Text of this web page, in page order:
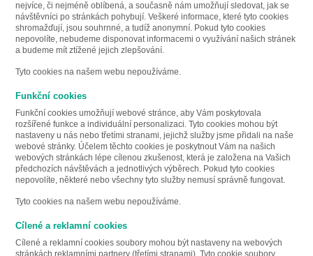
nejvíce, či nejméně oblíbená, a současně nám umožňují sledovat, jak se
návštěvníci po stránkách pohybují. Veškeré informace, které tyto cookies
shromažďují, jsou souhrnné, a tudíž anonymní. Pokud tyto cookies
nepovolíte, nebudeme disponovat informacemi o využívání našich stránek
a budeme mít ztížené jejich zlepšování.
Tyto cookies na našem webu nepoužíváme.
Funkční cookies
Funkční cookies umožňují webové stránce, aby Vám poskytovala
rozšířené funkce a individuální personalizaci. Tyto cookies mohou být
nastaveny u nás nebo třetími stranami, jejichž služby jsme přidali na naše
webové stránky. Účelem těchto cookies je poskytnout Vám na našich
webových stránkách lépe cílenou zkušenost, která je založena na Vašich
předchozích návštěvách a jednotlivých výběrech. Pokud tyto cookies
nepovolíte, některé nebo všechny tyto služby nemusí správně fungovat.
Tyto cookies na našem webu nepoužíváme.
Cílené a reklamní cookies
Cílené a reklamní cookies soubory mohou být nastaveny na webových
stránkách reklamními partnery (třetími stranami). Tyto cookie soubory